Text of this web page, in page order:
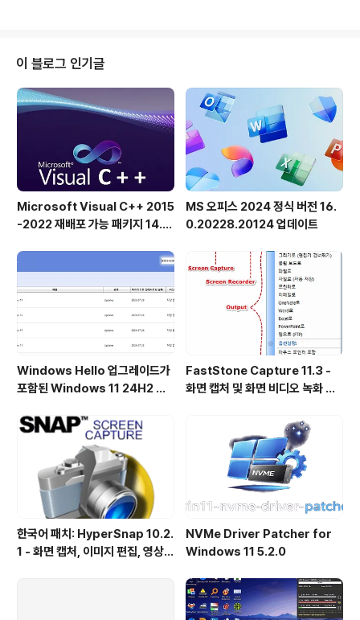
같은 모바일 장치에서 생각을 편집하거나 검색할 수 있습
니다.노트는 일반 텍스트 마크다운 파일로 저장되며 Next
cloud의 파일 동기화 기능과 동기화됩니다. 물론 Syncin
g 또는 Dropbox와 같은 다른 소프트웨어도 사용할 수 있
이 블로그 인기글
Microsoft Visual C++ 2015
-2022 재배포 가능 패키지 14.5
MS 오피스 2024 정식 버전 16.
0.20228.20124 업데이트
Windows Hello 업그레이드가
포함된 Windows 11 24H2 및
출시
FastStone Capture 11.3 -
화면 캡처 및 화면 비디오 녹화 도
한국어 패치: HyperSnap 10.2.
1 - 화면 캡처, 이미지 편집, 영상
NVMe Driver Patcher for
Windows 11 5.2.0